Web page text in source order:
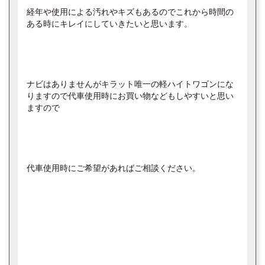
経年や使用による汚れやキズもあるのでこれから時間の
ある時にキレイにしていきたいと思います。
ナビはありませんがキラット唯一の軽ハイトワゴンにな
りますので代車使用時にお買い物などもしやすいと思い
ますので
代車使用時にご希望があればご相談ください。